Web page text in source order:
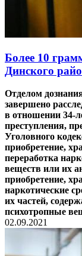
Более 10
Динского
Отделом
завершено
в отношении 34-
преступления,
Уголовного
приобретение,
переработка
веществ или их
приобретение,
наркотические
их частей,
психотропные
02.09.2021